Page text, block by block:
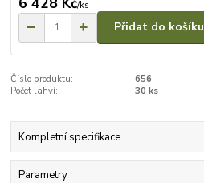
/ks
Přidat do košíku
Číslo produktu:
656
Počet lahví:
30 ks
Kompletní specifikace
Parametry